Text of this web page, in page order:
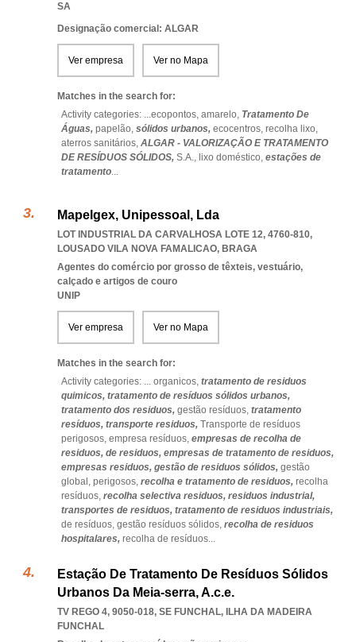
SA
Designação comercial: ALGAR
Ver empresa Ver no Mapa
Matches in the search for:
Activity categories: ...ecopontos, amarelo, Tratamento De
Águas, papelão, sólidos urbanos, ecocentros, recolha lixo,
aterros sanitários, ALGAR - VALORIZAÇÃO E TRATAMENTO
DE RESÍDUOS SÓLIDOS, S.A., lixo doméstico, estações de
tratamento...
Mapelgex, Unipessoal, Lda
LOT INDUSTRIAL DA CARVALHOSA LOTE 12, 4760-810,
LOUSADO VILA NOVA FAMALICAO, BRAGA
Agentes do comércio por grosso de têxteis, vestuário,
calçado e artigos de couro
UNIP
Ver empresa Ver no Mapa
Matches in the search for:
Activity categories: ... organicos, tratamento de residuos
quimicos, tratamento de resíduos sólidos urbanos,
tratamento dos residuos, gestão resíduos, tratamento
resíduos, transporte residuos, Transporte de resíduos
perigosos, empresa resíduos, empresas de recolha de
residuos, de residuos, empresas de tratamento de residuos,
empresas residuos, gestão de residuos sólidos, gestão
global, perigosos, recolha e tratamento de residuos, recolha
resíduos, recolha selectiva residuos, residuos industrial,
transportes de residuos, tratamento de residuos industriais,
de resíduos, gestão resíduos sólidos, recolha de residuos
hospitalares, recolha de resíduos...
Estação De Tratamento De Resíduos Sólidos
Urbanos Da Meia-serra, A.c.e.
TV REGO 4, 9050-018, SE FUNCHAL, ILHA DA MADEIRA
FUNCHAL